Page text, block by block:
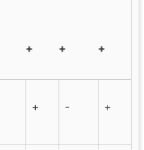
+ + +
+ - +